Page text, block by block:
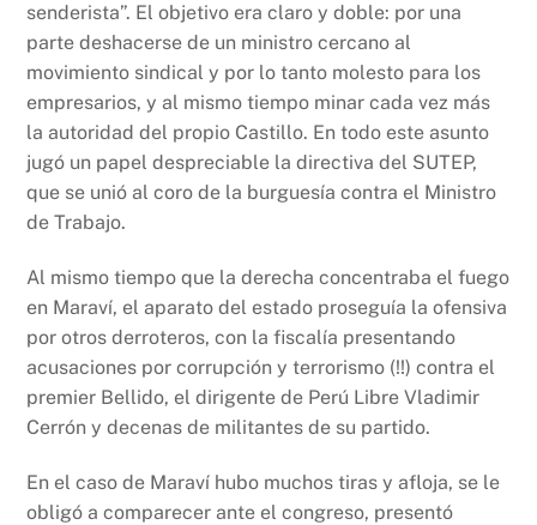
senderista”. El objetivo era claro y doble: por una
parte deshacerse de un ministro cercano al
movimiento sindical y por lo tanto molesto para los
empresarios, y al mismo tiempo minar cada vez más
la autoridad del propio Castillo. En todo este asunto
jugó un papel despreciable la directiva del SUTEP,
que se unió al coro de la burguesía contra el Ministro
de Trabajo.
Al mismo tiempo que la derecha concentraba el fuego
en Maraví, el aparato del estado proseguía la ofensiva
por otros derroteros, con la fiscalía presentando
acusaciones por corrupción y terrorismo (!!) contra el
premier Bellido, el dirigente de Perú Libre Vladimir
Cerrón y decenas de militantes de su partido.
En el caso de Maraví hubo muchos tiras y afloja, se le
obligó a comparecer ante el congreso, presentó